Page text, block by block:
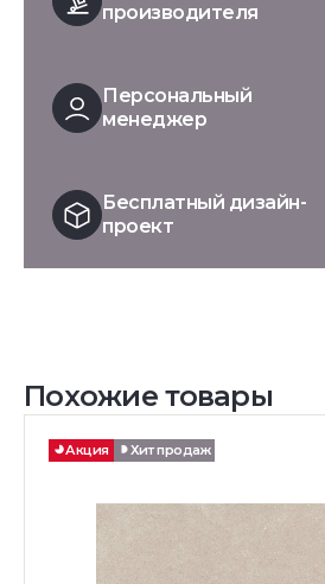
производителя
Персональный
менеджер
Бесплатный дизайн-
проект
Похожие товары
Акция Хит продаж